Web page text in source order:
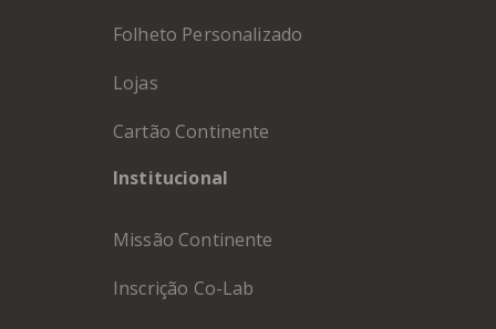
Folheto Personalizado
Lojas
Cartão Continente
Institucional
Missão Continente
Inscrição Co-Lab